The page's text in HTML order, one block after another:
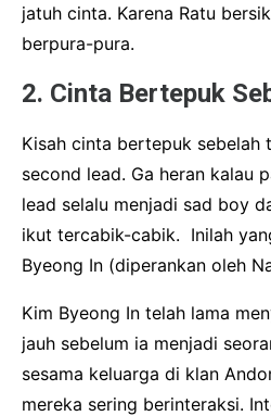
jatuh cinta. Karena Ratu
berpura-pura.
2. Cinta Bertepuk
Kisah cinta bertepuk sebelah
second lead. Ga heran kalau
lead selalu menjadi sad boy
ikut tercabik-cabik. Inilah
Byeong In (diperankan oleh
Kim Byeong In telah lama
jauh sebelum ia menjadi
sesama keluarga di klan
mereka sering berinteraksi.